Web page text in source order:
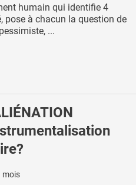
humain qui identifie 4
pose à chacun la question de
...
mois